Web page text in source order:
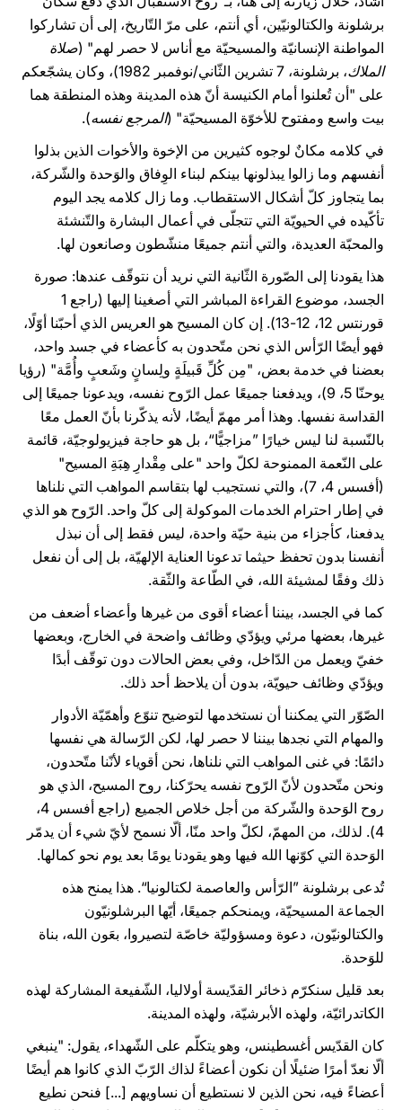
برشلونة والكتالونيّين، أي أنتم، على مرّ التّاريخ، إلى أن تشاركوا
المواطنة الإنسانيّة والمسيحيّة مع أناس لا حصر لهم" (صلاة
الملاك
، برشلونة، 7 تشرين الثّاني/نوفمبر 1982)، وكان يشجّعكم
على "أن تُعلنوا أمام الكنيسة أنّ هذه المدينة وهذه المنطقة هما
بيت واسع ومفتوح للأخوّة المسيحيّة" (المرجع نفسه).
في كلامه مكانٌ لوجوه كثيرين من الإخوة والأخوات الذين بذلوا
أنفسهم وما زالوا يبذلونها بينكم لبناء الوِفاق والوَحدة والشّركة،
بما يتجاوز كلّ أشكال الاستقطاب. وما زال كلامه يجد اليوم
تأكّيده في الحيويّة التي تتجلّى في أعمال البشارة والتّنشئة
والمحبّة العديدة، والتي أنتم جميعًا منشّطون وصانعون لها.
هذا يقودنا إلى الصّورة الثّانية التي نريد أن نتوقّف عندها: صورة
الجسد، موضوع القراءة المباشر التي أصغينا إليها (راجع 1
قورنتس 12، 12-13). إن كان المسيح هو العريس الذي أحبّنا أوّلًا،
فهو أيضًا الرّأس الذي نحن متّحدون به كأعضاء في جسد واحد،
بعضنا في خدمة بعض، "مِن كُلِّ قَبيلَةٍ ولِسانٍ وشَعبٍ وأُمَّة" (رؤيا
يوحنّا 5، 9)، ويدفعنا جميعًا عمل الرّوح نفسه، ويدعونا جميعًا إلى
القداسة نفسها. وهذا أمر مهمّ أيضًا، لأنه يذكّرنا بأنّ العمل معًا
بالنّسبة لنا ليس خيارًا ”مزاجيًّا“، بل هو حاجة فيزيولوجيّة، قائمة
على النّعمة الممنوحة لكلّ واحد "على مِقْدارِ هِبَةِ المسيح"
(أفسس 4، 7)، والتي نستجيب لها بتقاسم المواهب التي نلناها
في إطار احترام الخدمات الموكولة إلى كلّ واحد. الرّوح هو الذي
يدفعنا، كأجزاء من بنية حيّة واحدة، ليس فقط إلى أن نبذل
أنفسنا بدون تحفظ حيثما تدعونا العناية الإلهيّة، بل إلى أن نفعل
ذلك وفقًا لمشيئة الله، في الطّاعة والثّقة.
كما في الجسد، بيننا أعضاء أقوى من غيرها وأعضاء أضعف من
غيرها، بعضها مرئي ويؤدّي وظائف واضحة في الخارج، وبعضها
خفيّ ويعمل من الدّاخل، وفي بعض الحالات دون توقّف أبدًا
ويؤدّي وظائف حيويّة، بدون أن يلاحظ أحد ذلك.
الصّوّر التي يمكننا أن نستخدمها لتوضيح تنوّع وأهمّيّة الأدوار
والمهام التي نجدها بيننا لا حصر لها، لكن الرّسالة هي نفسها
دائمًا: في غنى المواهب التي نلناها، نحن أقوياء لأنّنا متّحدون،
ونحن متّحدون لأنّ الرّوح نفسه يحرّكنا، روح المسيح، الذي هو
روح الوَحدة والشّركة من أجل خلاص الجميع (راجع أفسس 4،
4). لذلك، من المهمّ، لكلّ واحد منّا، ألّا نسمح لأيّ شيء أن يدمّر
الوَحدة التي كوّنها الله فيها وهو يقودنا يومًا بعد يوم نحو كمالها.
تُدعى برشلونة ”الرّأس والعاصمة لكتالونيا“. هذا يمنح هذه
الجماعة المسيحيّة، ويمنحكم جميعًا، أيّها البرشلونيّون
والكتالونيّون، دعوة ومسؤوليّة خاصّة لتصيروا، بعَون الله، بناة
للوَحدة.
بعد قليل سنكرّم ذخائر القدّيسة أولاليا، الشّفيعة المشاركة لهذه
الكاتدرائيّة، ولهذه الأبرشيّة، ولهذه المدينة.
كان القدّيس أغسطينس، وهو يتكلّم على الشّهداء، يقول: "ينبغي
ألّا نعدّ أمرًا ضئيلًا أن نكون أعضاءً لذاك الرّبّ الذي كانوا هم أيضًا
أعضاءً فيه، نحن الذين لا نستطيع أن نساويهم [...] فنحن نطيع